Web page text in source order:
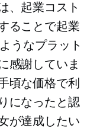
、起業コスト
ることで起業
うなプラット
感謝していま
頃な価格で利
になったと認
が達成したい